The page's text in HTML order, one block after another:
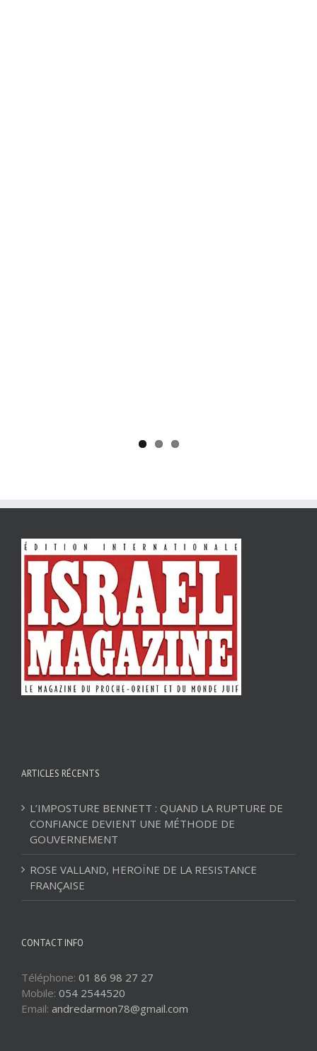
ARTICLES RÉCENTS
L’IMPOSTURE BENNETT : QUAND LA RUPTURE DE
CONFIANCE DEVIENT UNE MÉTHODE DE
GOUVERNEMENT
ROSE VALLAND, HEROÏNE DE LA RESISTANCE
FRANÇAISE
CONTACT INFO
Téléphone: 01 86 98 27 27
Mobile: 054 2544520
Email: andredarmon78@gmail.com